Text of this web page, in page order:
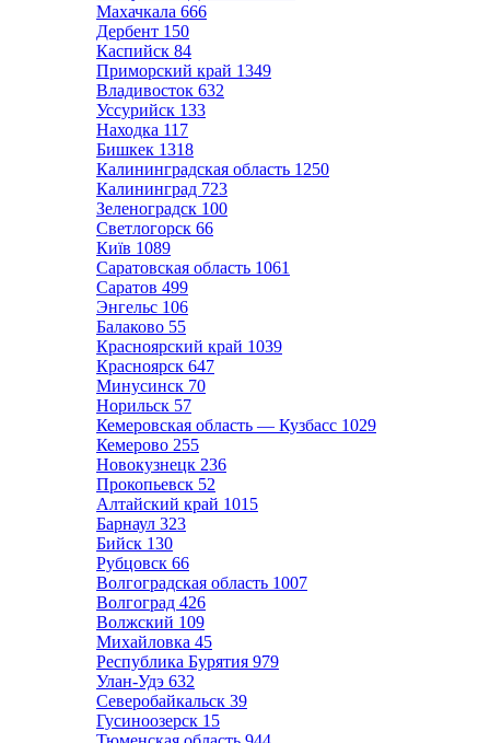
Махачкала 666
Дербент 150
Каспийск 84
Приморский край 1349
Владивосток 632
Уссурийск 133
Находка 117
Бишкек 1318
Калининградская область 1250
Калининград 723
Зеленоградск 100
Светлогорск 66
Київ 1089
Саратовская область 1061
Саратов 499
Энгельс 106
Балаково 55
Красноярский край 1039
Красноярск 647
Минусинск 70
Норильск 57
Кемеровская область — Кузбасс 1029
Кемерово 255
Новокузнецк 236
Прокопьевск 52
Алтайский край 1015
Барнаул 323
Бийск 130
Рубцовск 66
Волгоградская область 1007
Волгоград 426
Волжский 109
Михайловка 45
Республика Бурятия 979
Улан-Удэ 632
Северобайкальск 39
Гусиноозерск 15